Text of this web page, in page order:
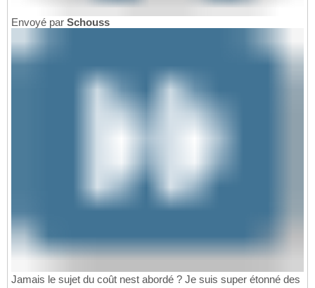
Envoyé par Schouss
Jamais le sujet du coût nest abordé ? Je suis super étonné des